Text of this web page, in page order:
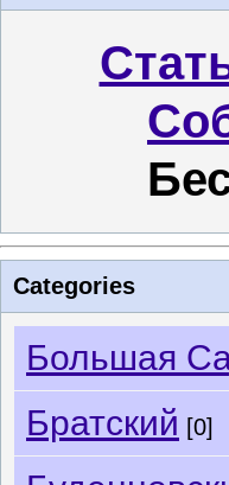
Categories
Большая
Братский [0]